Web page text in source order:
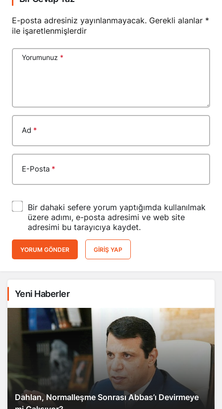
E-posta adresiniz yayınlanmayacak. Gerekli alanlar *
ile işaretlenmişlerdir
Yorumunuz *
Ad *
E-Posta *
Bir dahaki sefere yorum yaptığımda kullanılmak
üzere adımı, e-posta adresimi ve web site
adresimi bu tarayıcıya kaydet.
YORUM GÖNDER GIRIŞ YAP
Yeni Haberler
Dahlan, Normalleşme Sonrası Abbas’ı Devirmeye